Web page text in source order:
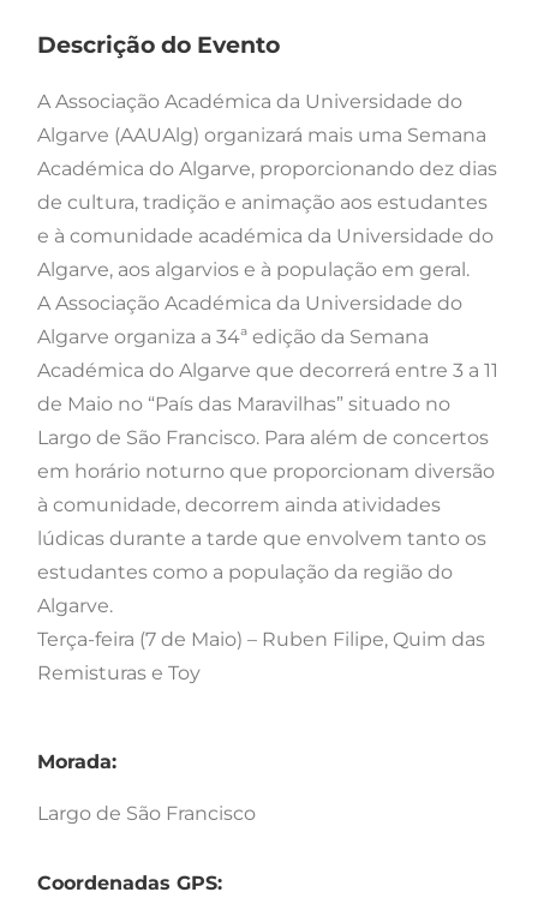
Descrição do Evento
A Associação Académica da Universidade do
Algarve (AAUAlg) organizará mais uma Semana
Académica do Algarve, proporcionando dez dias
de cultura, tradição e animação aos estudantes
e à comunidade académica da Universidade do
Algarve, aos algarvios e à população em geral.
A Associação Académica da Universidade do
Algarve organiza a 34ª edição da Semana
Académica do Algarve que decorrerá entre 3 a 11
de Maio no “País das Maravilhas” situado no
Largo de São Francisco. Para além de concertos
em horário noturno que proporcionam diversão
à comunidade, decorrem ainda atividades
lúdicas durante a tarde que envolvem tanto os
estudantes como a população da região do
Algarve.
Terça-feira (7 de Maio) – Ruben Filipe, Quim das
Remisturas e Toy
Morada:
Largo de São Francisco
Coordenadas GPS: